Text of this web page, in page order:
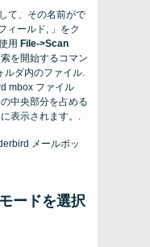
て、その名前がで
ィールド, 」をク
用 File->Scan
を開始するコマン
ルダ内のファイル.
mbox ファイル
中央部分を占める
表示されます。.
ードを選択